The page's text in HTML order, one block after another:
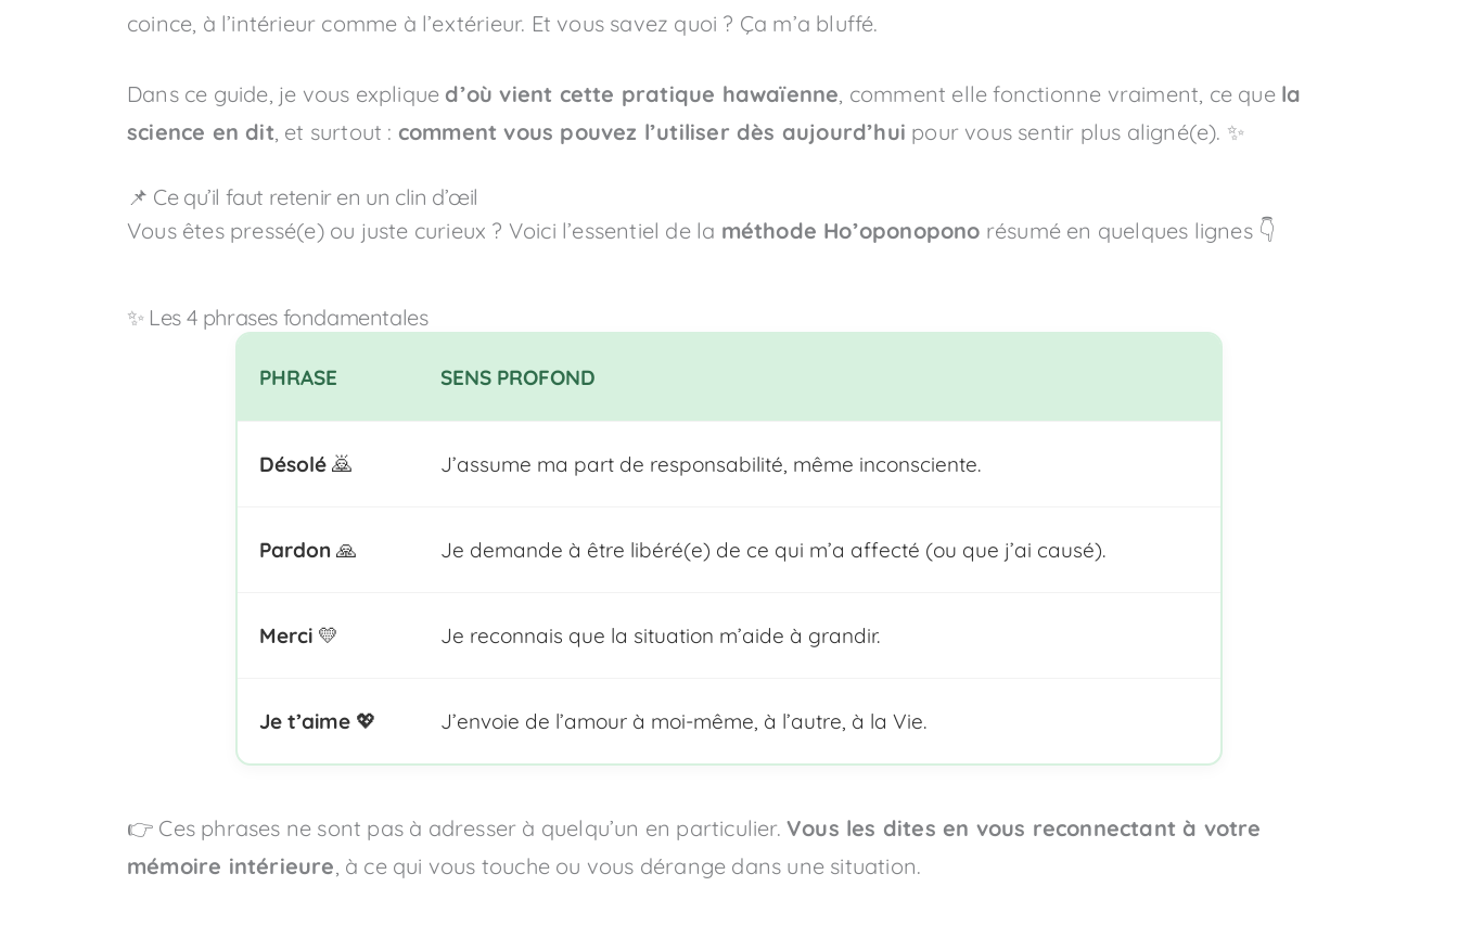
coince, à l’intérieur comme à l’extérieur. Et vous savez quoi ? Ça m’a bluffé.
Dans ce guide, je vous explique d’où vient cette pratique hawaïenne, comment elle fonctionne vraiment, ce que la
science en dit, et surtout : comment vous pouvez l’utiliser dès aujourd’hui pour vous sentir plus aligné(e). ✨
📌 Ce qu’il faut retenir en un clin d’œil
Vous êtes pressé(e) ou juste curieux ? Voici l’essentiel de la méthode Ho’oponopono résumé en quelques lignes 👇
✨ Les 4 phrases fondamentales
PHRASE SENS PROFOND
Désolé 🙇 J’assume ma part de responsabilité, même inconsciente.
Pardon 🙏 Je demande à être libéré(e) de ce qui m’a affecté (ou que j’ai causé).
Merci 💛 Je reconnais que la situation m’aide à grandir.
Je t’aime 💖 J’envoie de l’amour à moi-même, à l’autre, à la Vie.
👉 Ces phrases ne sont pas à adresser à quelqu’un en particulier. Vous les dites en vous reconnectant à votre
mémoire intérieure, à ce qui vous touche ou vous dérange dans une situation.